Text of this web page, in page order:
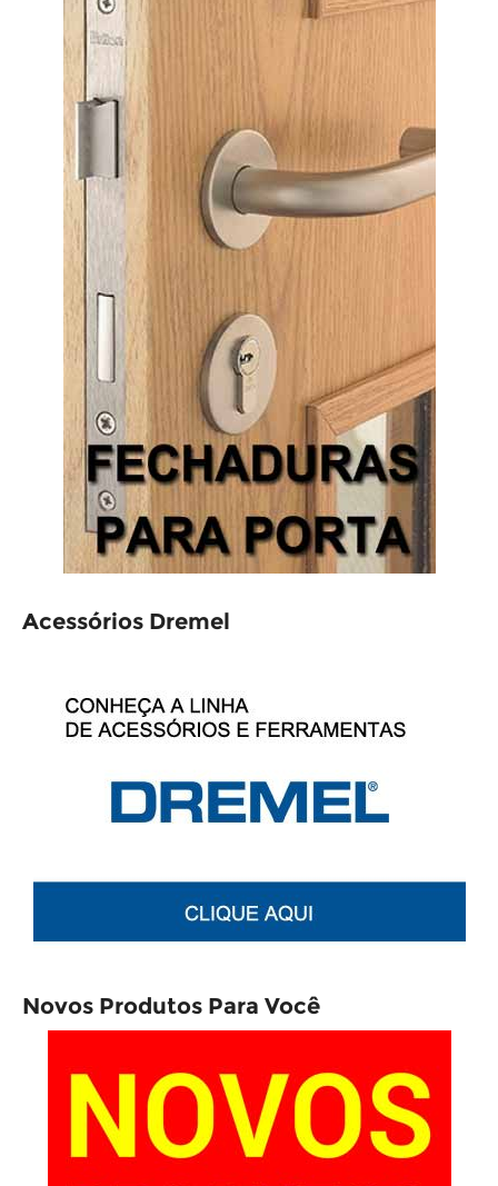
Acessórios Dremel
Novos Produtos Para Você